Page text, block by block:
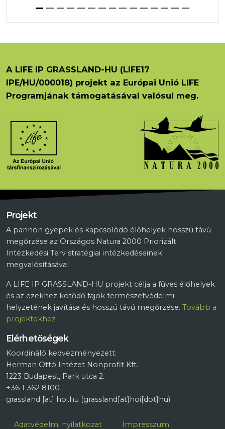
A LIFE IP GRASSLAND-HU (LIFE17
IPE/HU/000018) projekt az Európai Unió LIFE
Programjának támogatásával valósul meg.
Projekt
A pannon gyepek és kapcsolódó élőhelyek hosszú távú
megőrzése az Országos Natura 2000 Priorizált
Intézkedési Terv stratégiai intézkedéseinek
megvalósításával
A LIFE IP GRASSLAND-HU projekt célja a füves élőhelyek
és az ezekhez kötődő fajok természetvédelmi
helyzetének javítása és hosszú távú megőrzése. Tovább a
projektekhez
Elérhetőségek
Koordináló kedvezményezett:
Herman Ottó Intézet Nonprofit Kft.
1223 Budapest, Park utca 2.
+36 1 362 8100
grassland [at] hoi.hu (grassland[at]hoi[dot]hu)
Lábléc
Adatvédelmi nyilatkozat Impresszum